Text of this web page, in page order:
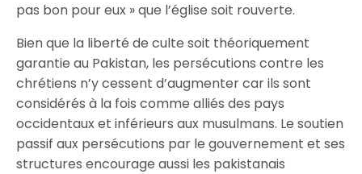
pas bon pour eux » que l’église soit rouverte.
Bien que la liberté de culte soit théoriquement
garantie au Pakistan, les persécutions contre les
chrétiens n’y cessent d’augmenter car ils sont
considérés à la fois comme alliés des pays
occidentaux et inférieurs aux musulmans. Le soutien
passif aux persécutions par le gouvernement et ses
structures encourage aussi les pakistanais